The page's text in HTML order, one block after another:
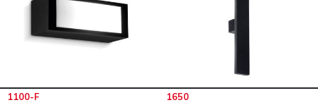
1100-F 1650